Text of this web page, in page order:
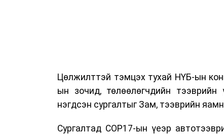
Цөлжилттэй тэмцэх тухай НҮБ-ын
ын зочид, төлөөлөгчдийн
нэгдсэн сургалтыг Зам, тээврийн
Сургалтад COP17-ын үеэр